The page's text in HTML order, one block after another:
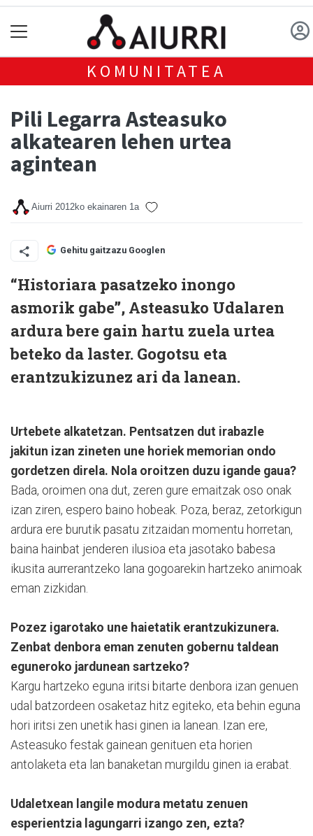
KOMUNITATEA
Pili Legarra Asteasuko
alkatearen lehen urtea
agintean
Aiurri 2012ko ekainaren 1a
Gehitu gaitzazu Googlen
“Historiara pasatzeko inongo
asmorik gabe”, Asteasuko Udalaren
ardura bere gain hartu zuela urtea
beteko da laster. Gogotsu eta
erantzukizunez ari da lanean.
Urtebete alkatetzan. Pentsatzen dut irabazle
jakitun izan zineten une horiek memorian ondo
gordetzen direla. Nola oroitzen duzu igande gaua?
Bada, oroimen ona dut, zeren gure emaitzak oso onak
izan ziren, espero baino hobeak. Poza, beraz, zetorkigun
ardura ere burutik pasatu zitzaidan momentu horretan,
baina hainbat jenderen ilusioa eta jasotako babesa
ikusita aurrerantzeko lana gogoarekin hartzeko animoak
eman zizkidan.
Pozez igarotako une haietatik erantzukizunera.
Zenbat denbora eman zenuten gobernu taldean
eguneroko jardunean sartzeko?
Kargu hartzeko eguna iritsi bitarte denbora izan genuen
udal batzordeen osaketaz hitz egiteko, eta behin eguna
hori iritsi zen unetik hasi ginen ia lanean. Izan ere,
Asteasuko festak gainean genituen eta horien
antolaketa eta lan banaketan murgildu ginen ia erabat.
Udaletxean langile modura metatu zenuen
esperientzia lagungarri izango zen, ezta?